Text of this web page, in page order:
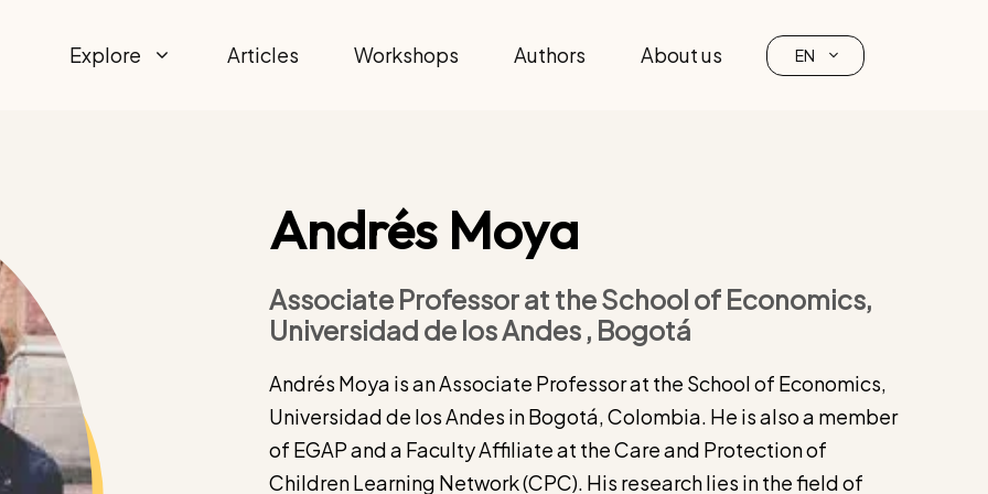
Explore Articles Workshops Authors About us EN
Andrés Moya
Associate Professor at the School of Economics,
Universidad de los Andes , Bogotá
Andrés Moya is an Associate Professor at the School of Economics,
Universidad de los Andes in Bogotá, Colombia. He is also a member
of EGAP and a Faculty Affiliate at the Care and Protection of
Children Learning Network (CPC). His research lies in the field of